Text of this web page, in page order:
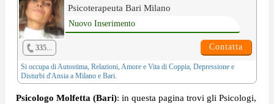
Psicoterapeuta Bari Milano
Nuovo Inserimento
335... Contatta
Si occupa diAutostima, Relazioni, Amore e Vita di Coppia, Depressionee
Disturbi d'Ansiaa Milano e Bari.
Psicologo Molfetta (Bari): in questa pagina trovi gli Psicologi,